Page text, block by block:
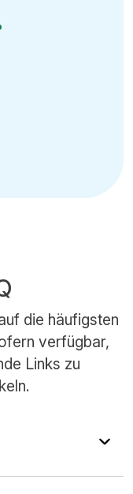
die häufigsten
verfügbar,
Links zu